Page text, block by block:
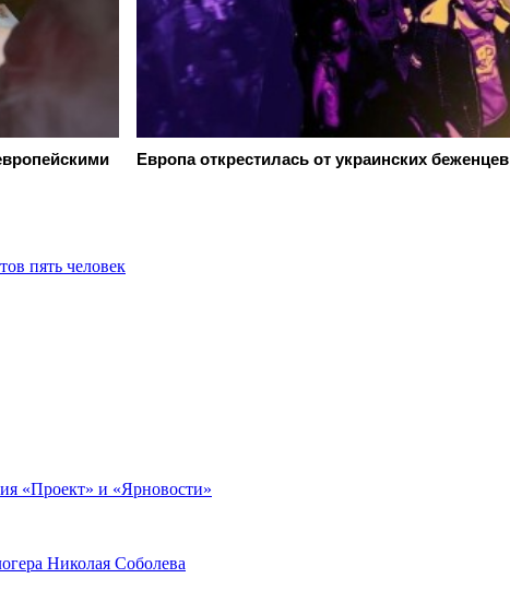
Европа открестилась от украинских беженцев
пять человек
«Проект» и «Ярновости»
Николая Соболева